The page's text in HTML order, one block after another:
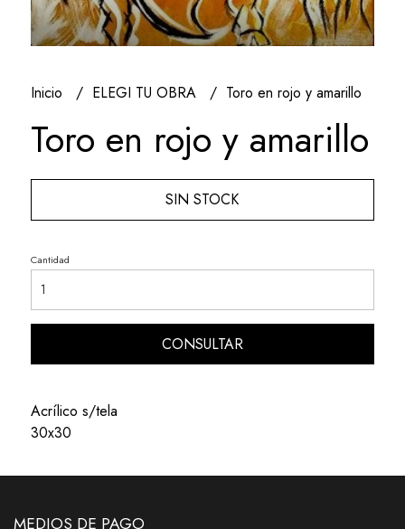
Inicio ELEGI TU OBRA Toro en rojo y amarillo
Toro en rojo y amarillo
SIN STOCK
Cantidad
CONSULTAR
Acrílico s/tela
30x30
MEDIOS DE PAGO